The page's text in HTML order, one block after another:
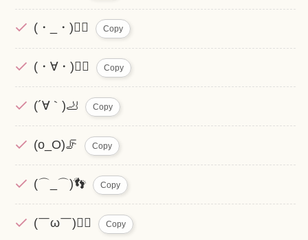
(・_・)🚶‍♀️ Copy
(・∀・)🏃‍♂️ Copy
(´∀｀)🦶 Copy
(o_O)🦵 Copy
(⌒_⌒)👣 Copy
(￣ω￣)🚶‍♀️ Copy